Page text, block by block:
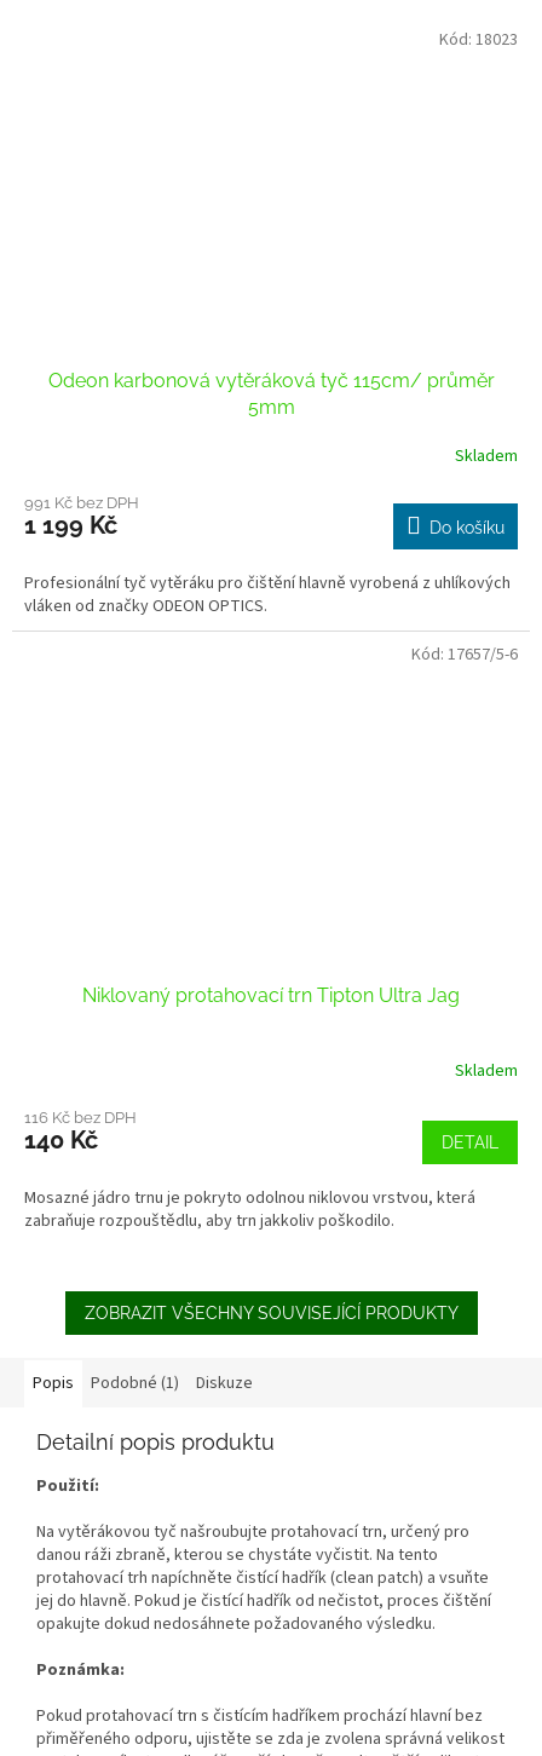
Odeon karbonová vytěráková tyč 115cm/ průměr
5mm
Skladem
991 Kč bez DPH
1 199 Kč Do košíku
Profesionální tyč vytěráku pro čištění hlavně vyrobená z uhlíkových
vláken od značky ODEON OPTICS.
Kód: 18023
Niklovaný protahovací trn Tipton Ultra Jag
Skladem
116 Kč bez DPH
140 Kč DETAIL
Mosazné jádro trnu je pokryto odolnou niklovou vrstvou, která
zabraňuje rozpouštědlu, aby trn jakkoliv poškodilo.
Kód: 17657/5-6
ZOBRAZIT VŠECHNY SOUVISEJÍCÍ PRODUKTY
Popis Podobné (1) Diskuze
Detailní popis produktu
Použití:
Na vytěrákovou tyč našroubujte protahovací trn, určený pro
danou ráži zbraně, kterou se chystáte vyčistit. Na tento
protahovací trh napíchněte čistící hadřík (clean patch) a vsuňte
jej do hlavně. Pokud je čistící hadřík od nečistot, proces čištění
opakujte dokud nedosáhnete požadovaného výsledku.
Poznámka:
Pokud protahovací trn s čistícím hadříkem prochází hlavní bez
přiměřeného odporu, ujistěte se zda je zvolena správná velikost